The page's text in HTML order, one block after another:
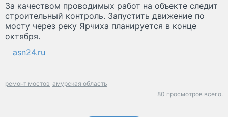
За качеством проводимых работ на объекте следит
строительный контроль. Запустить движение по
мосту через реку Ярчиха планируется в конце
октября.
asn24.ru
ремонт мостов амурская область
80 просмотров всего.